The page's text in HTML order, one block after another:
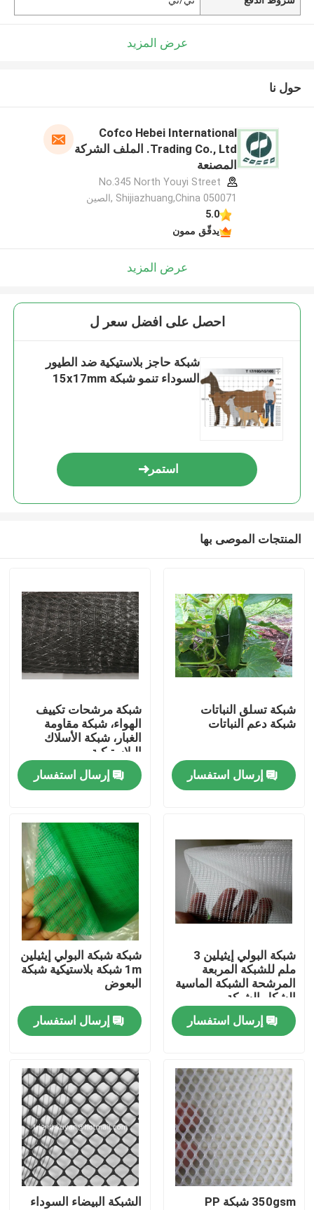
المنتجات
حول بنا
اتصل بنا
طلب اقتباس
Russian website
الستار المغناطيسي للباب
شاشة النافذة
شبكة ظلال PE
عرض المزيد
حول نا
Cofco Hebei International
Trading Co., Ltd. الملف الشركة
المصنعة
No.345 North Youyi Street
Shijiazhuang,China 050071 ,الصين
5.0
يدقّق ممون
عرض المزيد
احصل على افضل سعر ل
شبكة حاجز بلاستيكية ضد الطيور
السوداء تنمو شبكة 15x17mm
استمر
المنتجات الموصى بها
شبكة تسلق النباتات
شبكة دعم النباتات
إرسال استفسار
شبكة مرشحات تكييف
الهواء، شبكة مقاومة
الغبار، شبكة الأسلاك
البلاستيكية
إرسال استفسار
شبكة البولي إيثيلين 3
ملم للشبكة المربعة
المرشحة الشبكة الماسية
الشكل الشبكة
إرسال استفسار
شبكة شبكة البولي إيثيلين
1m شبكة بلاستيكية شبكة
البعوض
إرسال استفسار
350gsm شبكة PP
الشبكة البيضاء السوداء